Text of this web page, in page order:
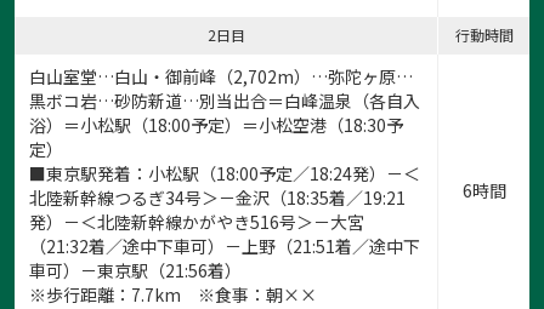
2日目 行動時間
白山室堂…白山・御前峰（2,702m）…弥陀ヶ原…
黒ボコ岩…砂防新道…別当出合＝白峰温泉（各自入
浴）＝小松駅（18:00予定）＝小松空港（18:30予
定）
■東京駅発着：小松駅（18:00予定／18:24発）－＜
北陸新幹線つるぎ34号＞－金沢（18:35着／19:21
発）－＜北陸新幹線かがやき516号＞－大宮
（21:32着／途中下車可）－上野（21:51着／途中下
車可）－東京駅（21:56着）
※歩行距離：7.7km ※食事：朝××
6時間